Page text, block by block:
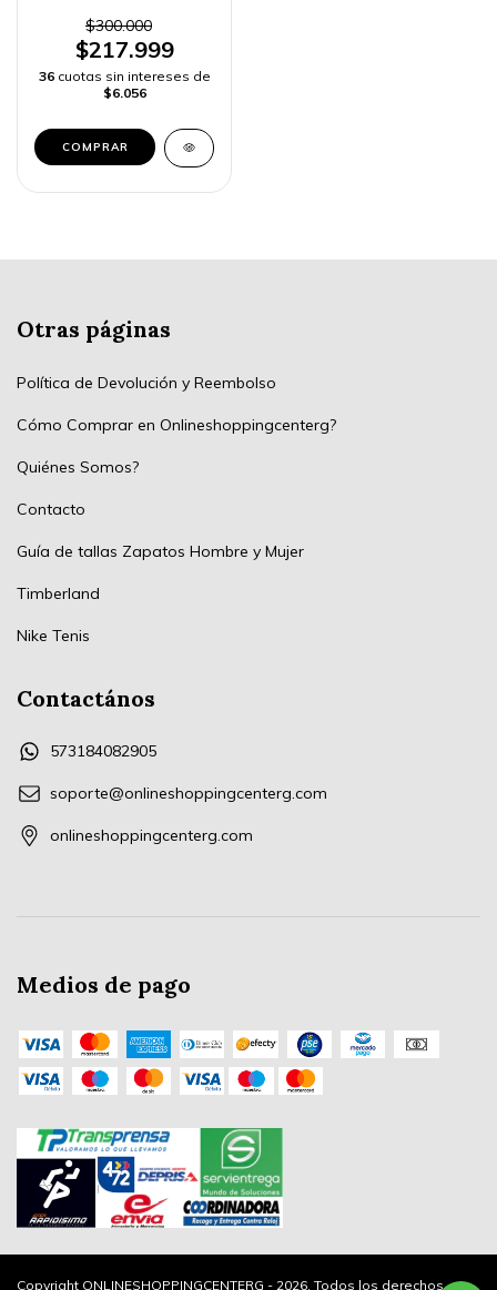
$300.000
$217.999
36 cuotas sin intereses de
$6.056
COMPRAR
Otras páginas
Política de Devolución y Reembolso
Cómo Comprar en Onlineshoppingcenterg?
Quiénes Somos?
Contacto
Guía de tallas Zapatos Hombre y Mujer
Timberland
Nike Tenis
Contactános
573184082905
soporte@onlineshoppingcenterg.com
onlineshoppingcenterg.com
Medios de pago
Copyright ONLINESHOPPINGCENTERG - 2026. Todos los derechos